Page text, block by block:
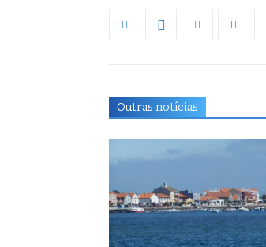
Outras notícias